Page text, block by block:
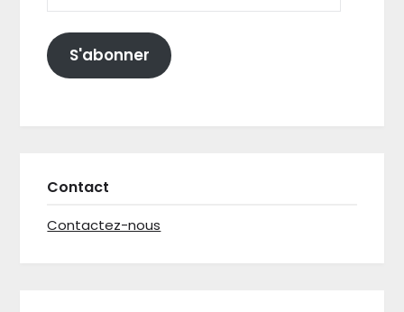
S'abonner
Contact
Contactez-nous